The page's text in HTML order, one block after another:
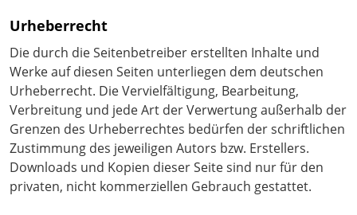
Urheberrecht
Die durch die Seitenbetreiber erstellten Inhalte und
Werke auf diesen Seiten unterliegen dem deutschen
Urheberrecht. Die Vervielfältigung, Bearbeitung,
Verbreitung und jede Art der Verwertung außerhalb der
Grenzen des Urheberrechtes bedürfen der schriftlichen
Zustimmung des jeweiligen Autors bzw. Erstellers.
Downloads und Kopien dieser Seite sind nur für den
privaten, nicht kommerziellen Gebrauch gestattet.